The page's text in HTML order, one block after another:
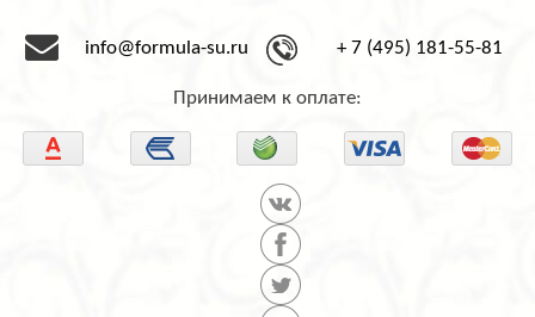
info@formula-su.ru + 7 (495) 181-55-81
Принимаем к оплате: